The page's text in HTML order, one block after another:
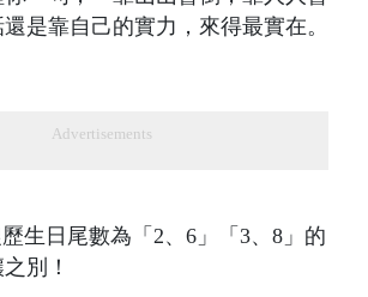
是靠自己的實力，來得最實在。
Advertisements